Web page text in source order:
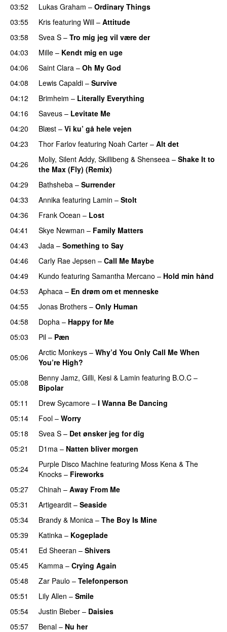
03:52 Lukas Graham – Ordinary Things
03:55 Kris featuring Will – Attitude
03:58
Svea S – Tro mig jeg vil være der
04:03
Mille – Kendt mig en uge
04:06
Saint Clara – Oh My God
04:08
Lewis Capaldi – Survive
04:12
Brimheim – Literally Everything
04:16 Saveus – Levitate Me
04:20 Blæst – Vi ku’ gå hele vejen
04:23
Thor Farlov featuring Noah Carter – Alt det
04:26
Moliy, Silent Addy, Skillibeng & Shenseea – Shake It to
the Max (Fly) (Remix)
04:29
Bathsheba – Surrender
04:33
Annika featuring Lamin – Stolt
04:36
Frank Ocean – Lost
04:41
Skye Newman – Family Matters
04:43 Jada – Something to Say
04:46
Carly Rae Jepsen – Call Me Maybe
04:49
Kundo featuring Samantha Mercano – Hold min hånd
04:53
Aphaca – En drøm om et menneske
04:55 Jonas Brothers – Only Human
04:58
Dopha – Happy for Me
05:03
Pil – Pæn
05:06
Arctic Monkeys – Why’d You Only Call Me When
You’re High?
05:08
Benny Jamz, Gilli, Kesi & Lamin featuring B.O.C –
Bipolar
05:11
Drew Sycamore – I Wanna Be Dancing
05:14
Fool – Worry
05:18
Svea S – Det ønsker jeg for dig
05:21
D1ma – Natten bliver morgen
05:24
Purple Disco Machine featuring Moss Kena & The
Knocks – Fireworks
05:27 Chinah – Away From Me
05:31
Artigeardit – Seaside
05:34
Brandy & Monica – The Boy Is Mine
05:39
Katinka – Kogeplade
05:41 Ed Sheeran – Shivers
05:45
Kamma – Crying Again
05:48
Zar Paulo – Telefonperson
05:51 Lily Allen – Smile
05:54 Justin Bieber – Daisies
05:57
Benal – Nu her